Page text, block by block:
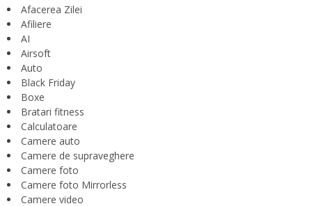
Afacerea Zilei
Afiliere
AI
Airsoft
Auto
Black Friday
Boxe
Bratari fitness
Calculatoare
Camere auto
Camere de supraveghere
Camere foto
Camere foto Mirrorless
Camere video